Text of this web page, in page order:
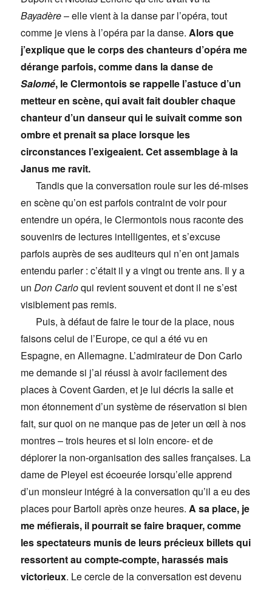
Bayadère– elle vient à la danse par l’opéra, tout
comme je viens à l’opéra par la danse.Alors que
j’explique que le corps des chanteurs d’opéra me
dérange parfois, comme dans la danse de
Salomé, le Clermontois se rappelle l’astuce d’un
metteur en scène, qui avait fait doubler chaque
chanteur d’un danseur qui le suivait comme son
ombre et prenait sa place lorsque les
circonstances l’exigeaient. Cet assemblage à la
Janus me ravit.
Tandis que la conversation roule sur les dé-mises
en scène qu’on est parfois contraint de voir pour
entendre un opéra, le Clermontois nous raconte des
souvenirs de lectures intelligentes, et s’excuse
parfois auprès de ses auditeurs qui n’en ont jamais
entendu parler : c’était il y a vingt ou trente ans. Il y a
unDon Carloqui revient souvent et dont il ne s’est
visiblement pas remis.
Puis, à défaut de faire le tour de la place, nous
faisons celui de l’Europe, ce qui a été vu en
Espagne, en Allemagne. L’admirateur de Don Carlo
me demande si j’ai réussi à avoir facilement des
places à Covent Garden, et je lui décris la salle et
mon étonnement d’un système de réservation si bien
fait, sur quoi on ne manque pas de jeter un œil à nos
montres – trois heures et si loin encore- et de
déplorer la non-organisation des salles françaises. La
dame de Pleyel est écoeurée lorsqu’elle apprend
d’un monsieur intégré à la conversation qu’il a eu des
places pour Bartoli après onze heures.A sa place, je
me méfierais, il pourrait se faire braquer, comme
les spectateurs munis de leurs précieux billets qui
ressortent au compte-compte, harassés mais
victorieux. Le cercle de la conversation est devenu